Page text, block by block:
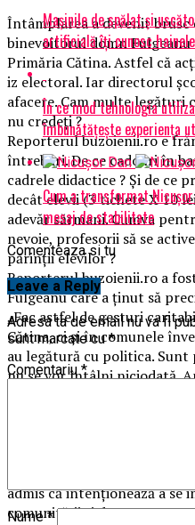
Întâmplarea a devenit brusc
binevoitorul domn Fulgeanu
Primăria Cătina. Astfel că
iz electoral. Iar directorul
afacere. Cam multe
nu credeți ?
Reporterul buzoienii.ro e
întrebări. De ce cadouri în
cadrele didactice ? Și de ce
decât elevii (3 tichete X 10
adevăr sărmani. Cumva
nevoie, profesorii să se
părinții elevilor ?
Reporterul buzoienii.ro a
Fulgeanu care a ținut să
„Fac astfel de gesturi
Cătina, ci și în comunele
au legătură cu politica.
nu se vor întâlni niciodată.
cadrele didactice din
au pus stiloul în mână și
noastră ca oameni. Iar
ci și ceilalți angajați ai
este interpretată politic”, a
admis că intenționează a se
comunității și de aceea va
Mașinile de spălat și
artificială îți cunosc
În ce mod tehnologia
îmbunătățește experiența
Cum a transformat
mesaj de stabilitate
Comenteaza si tu
Leave a Reply
Adresa ta de email nu va fi
sunt marcate cu*
Comentariu*
Nume*